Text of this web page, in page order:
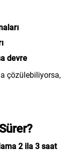
devre
çözülebiliyorsa,
2 ila 3 saat